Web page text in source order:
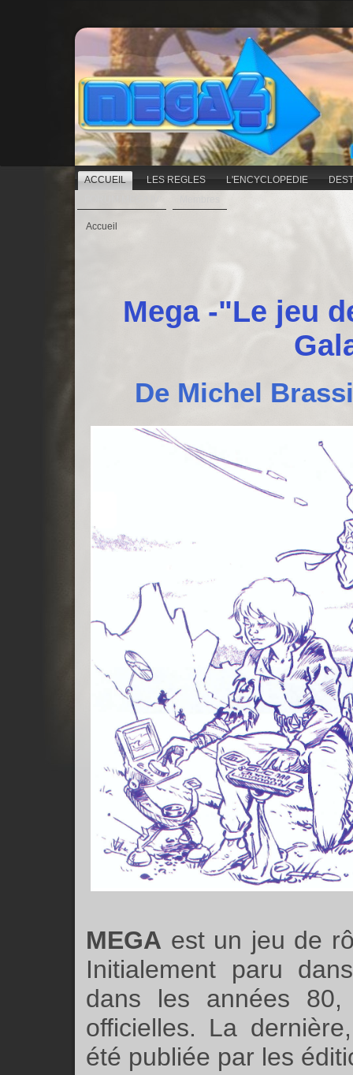
ACCUEIL LES REGLES L'ENCYCLOPEDIE
Accueil
Mega -"Le jeu
De Michel
MEGA est un jeu de
Initialement paru
dans les années
officielles. La
été publiée par les